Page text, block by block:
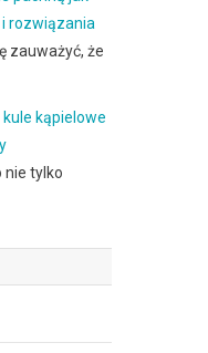
rozwiązania
zauważyć, że
kąpielowe
nie tylko